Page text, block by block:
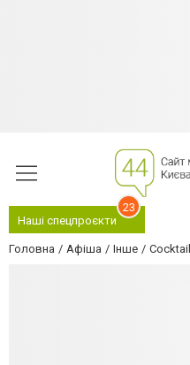
Наші спецпроєкти
23
Головна Афіша Інше